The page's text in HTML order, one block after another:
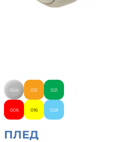
004
006
012
016
021
028
ПЛЕД